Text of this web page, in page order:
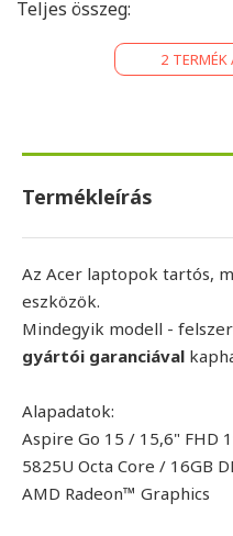
Teljes összeg:
2 TERMÉK
Termékleírás
Az Acer laptopok tartós,
eszközök.
Mindegyik modell -
gyártói garanciával
Alapadatok:
Aspire Go 15 / 15,6" FHD
5825U Octa Core / 16GB
AMD Radeon™ Graphics